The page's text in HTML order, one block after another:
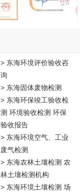
> 东海环境评价验收咨
询
> 东海固体废物检测
> 东海环保竣工验收检
测 环境验收检测 环保
验收报告
> 东海环境空气、工业
废气检测
> 东海农林土壤检测 农
林土壤检测机构
> 东海环境土壤检测 场